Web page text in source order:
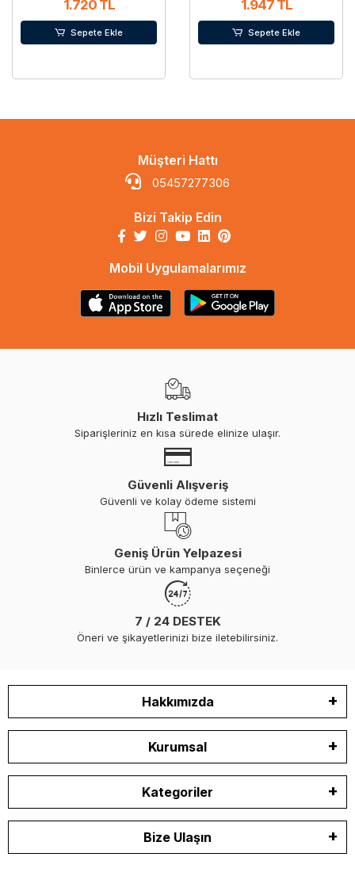
1.720 TL
Sepete Ekle
1.947 TL
Sepete Ekle
Müşteri Hattı
05457277306
Bizi Takip Edin
Mobil Uygulamalarımız
Hızlı Teslimat
Siparişleriniz en kısa sürede elinize ulaşır.
Güvenli Alışveriş
Güvenli ve kolay ödeme sistemi
Geniş Ürün Yelpazesi
Binlerce ürün ve kampanya seçeneği
7 / 24 DESTEK
Öneri ve şikayetlerinizi bize iletebilirsiniz.
Hakkımızda
Kurumsal
Kategoriler
Bize Ulaşın